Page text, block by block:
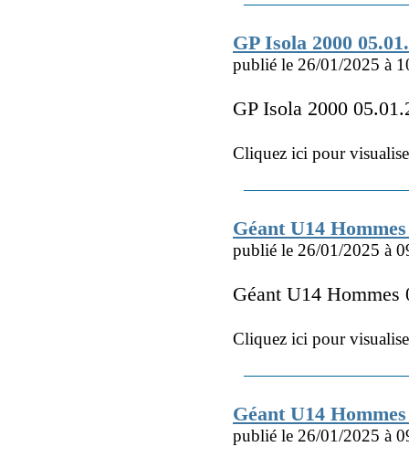
GP Isola 2000
publié le 26/01/2025 à
GP Isola 2000
Cliquez ici pour
Géant U14
publié le 26/01/2025 à
Géant U14 Hommes
Cliquez ici pour
Géant U14
publié le 26/01/2025 à